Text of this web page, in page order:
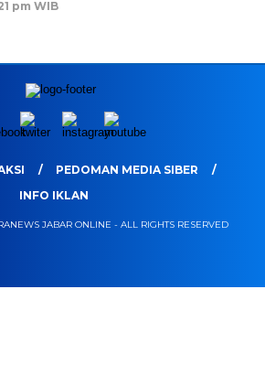
pm WIB
PEDOMAN MEDIA SIBER
INFO IKLAN
JABAR ONLINE - ALL RIGHTS RESERVED